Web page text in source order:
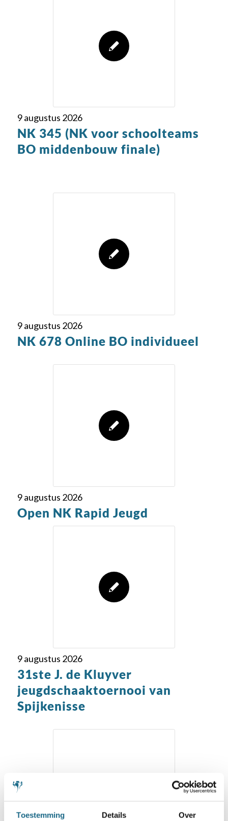
Toestemming Details Over
9 augustus 2026
NK 345 (NK voor schoolteams
BO middenbouw finale)
9 augustus 2026
NK 678 Online BO individueel
9 augustus 2026
Open NK Rapid Jeugd
9 augustus 2026
31ste J. de Kluyver
jeugdschaaktoernooi van
Spijkenisse